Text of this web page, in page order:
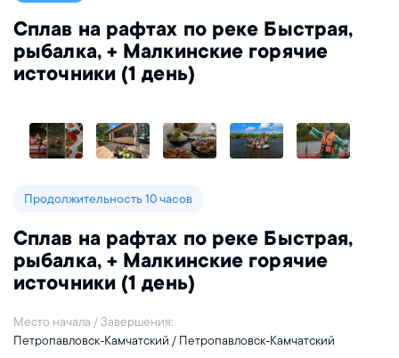
Сплав на рафтах по реке Быстрая,
рыбалка, + Малкинские горячие
источники (1 день)
Продолжительность 10 часов
Сплав на рафтах по реке Быстрая,
рыбалка, + Малкинские горячие
источники (1 день)
Место начала / Завершения:
Петропавловск-Камчатский / Петропавловск-Камчатский